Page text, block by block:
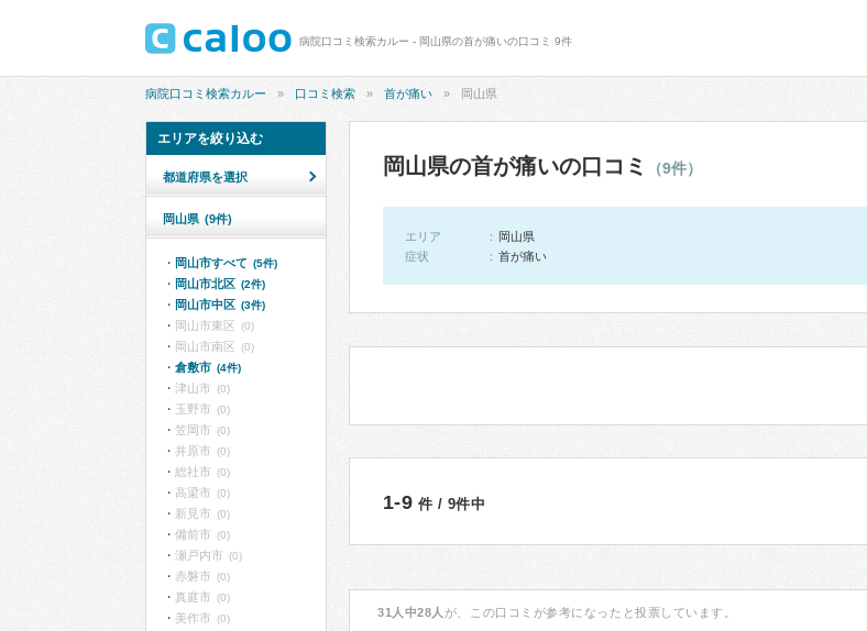
病院口コミ検索カルー - 岡山県の首が痛いの口コミ 9件
病院口コミ検索カルー 口コミ検索 首が痛い 岡山県
岡山県の首が痛いの口コミ （9件）
エリア
岡山県
症状
首が痛い
1-9 件 / 9件中
31人中28人 が、この口コミが参考になったと投票しています。
エリアを絞り込む
都道府県を選択
岡山県 (9件)
岡山市すべて (5件)
岡山市北区 (2件)
岡山市中区 (3件)
岡山市東区 (0)
岡山市南区 (0)
倉敷市 (4件)
津山市 (0)
玉野市 (0)
笠岡市 (0)
井原市 (0)
総社市 (0)
高梁市 (0)
新見市 (0)
備前市 (0)
瀬戸内市 (0)
赤磐市 (0)
真庭市 (0)
美作市 (0)